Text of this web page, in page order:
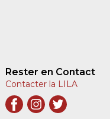
Rester en Contact
Contacter la LILA